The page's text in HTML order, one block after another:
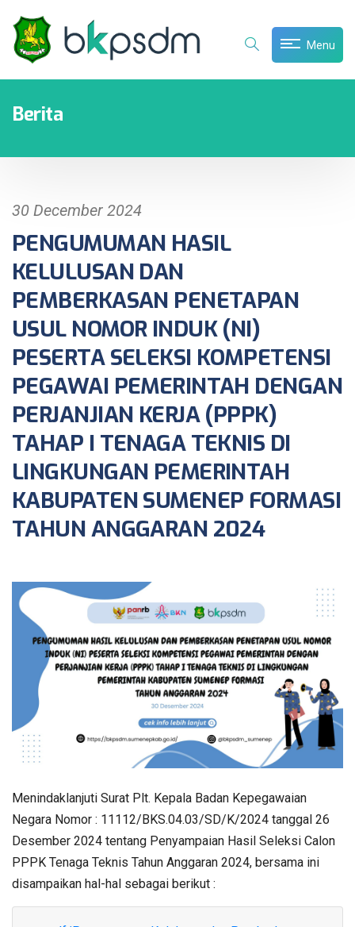
Menu
Berita
30 December 2024
PENGUMUMAN HASIL
KELULUSAN DAN
PEMBERKASAN PENETAPAN
USUL NOMOR INDUK (NI)
PESERTA SELEKSI KOMPETENSI
PEGAWAI PEMERINTAH DENGAN
PERJANJIAN KERJA (PPPK)
TAHAP I TENAGA TEKNIS DI
LINGKUNGAN PEMERINTAH
KABUPATEN SUMENEP FORMASI
TAHUN ANGGARAN 2024
Menindaklanjuti Surat Plt. Kepala Badan Kepegawaian
Negara Nomor : 11112/BKS.04.03/SD/K/2024 tanggal 26
Desember 2024 tentang Penyampaian Hasil Seleksi Calon
PPPK Tenaga Teknis Tahun Anggaran 2024, bersama ini
disampaikan hal-hal sebagai berikut :